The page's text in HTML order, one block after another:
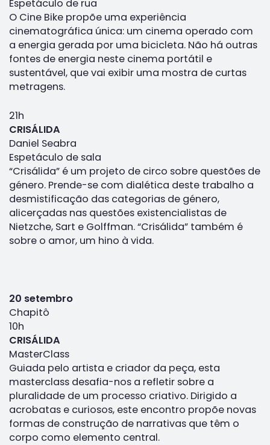
Espetáculo de rua
O Cine Bike propõe uma experiência
cinematográfica única: um cinema operado com
a energia gerada por uma bicicleta. Não há outras
fontes de energia neste cinema portátil e
sustentável, que vai exibir uma mostra de curtas
metragens.
21h
CRISÁLIDA
Daniel Seabra
Espetáculo de sala
“Crisálida” é um projeto de circo sobre questões de
género. Prende-se com dialética deste trabalho a
desmistificação das categorias de género,
alicerçadas nas questões existencialistas de
Nietzche, Sart e Golffman. “Crisálida” também é
sobre o amor, um hino à vida.
20 setembro
Chapitô
10h
CRISÁLIDA
MasterClass
Guiada pelo artista e criador da peça, esta
masterclass desafia-nos a refletir sobre a
pluralidade de um processo criativo. Dirigido a
acrobatas e curiosos, este encontro propõe novas
formas de construção de narrativas que têm o
corpo como elemento central.